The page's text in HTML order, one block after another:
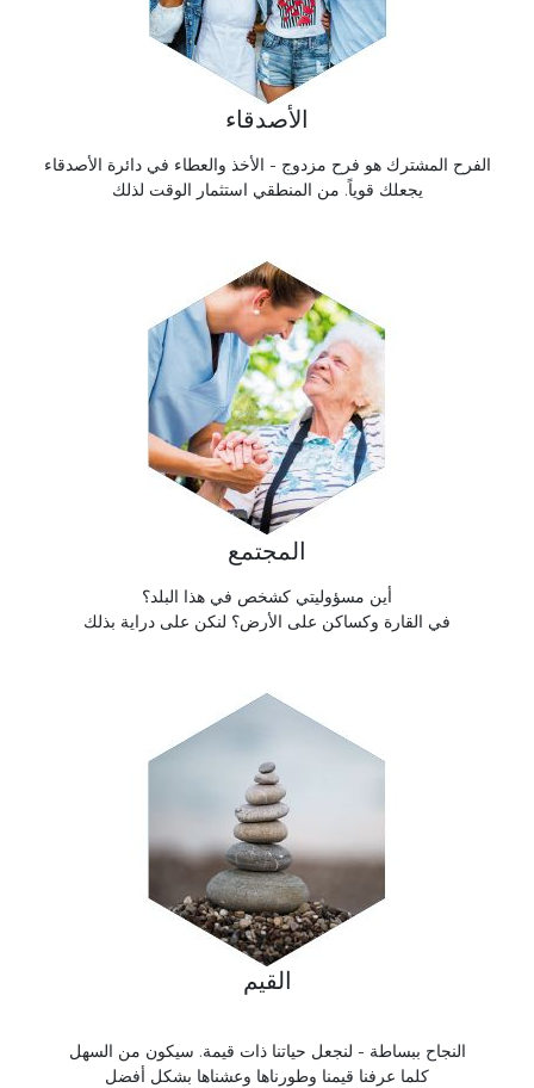
الأصدقاء
الفرح المشترك هو فرح مزدوج - الأخذ والعطاء في دائرة الأصدقاء
يجعلك قوياً. من المنطقي استثمار الوقت لذلك
المجتمع
أين مسؤوليتي كشخص في هذا البلد؟
في القارة وكساكن على الأرض؟ لنكن على دراية بذلك
القيم
النجاح ببساطة - لنجعل حياتنا ذات قيمة. سيكون من السهل
كلما عرفنا قيمنا وطورناها وعشناها بشكل أفضل